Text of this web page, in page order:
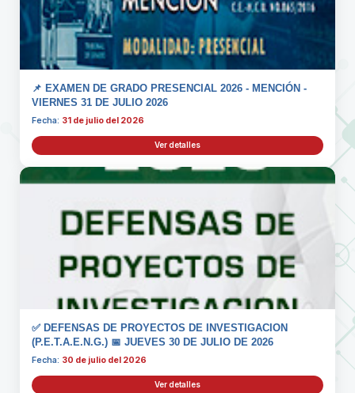
📌 EXAMEN DE GRADO PRESENCIAL 2026 - MENCIÓN -
VIERNES 31 DE JULIO 2026
Fecha: 31 de julio del 2026
Ver detalles
✅ DEFENSAS DE PROYECTOS DE INVESTIGACION
(P.E.T.A.E.N.G.) 📅 JUEVES 30 DE JULIO DE 2026
Fecha: 30 de julio del 2026
Ver detalles